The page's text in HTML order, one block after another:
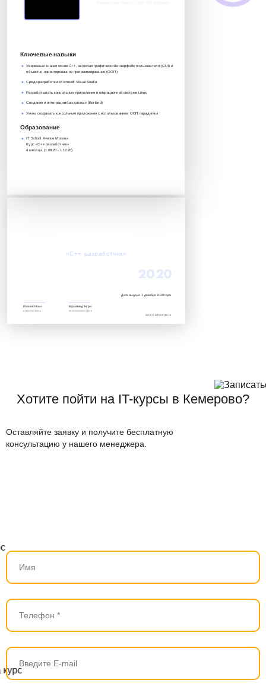
Ключевые навыки
Уверенные знания основ C++, включая графический интерфейс пользователя (GUI) и
объектно-ориентированное программирование (ООП)
Среда разработки: Microsoft Visuаl Studio
Разрабатывать консольные приложения в операционной системе Linux
Создание и интеграция баз данных (Borland)
Умею создавать консольные приложения с использованием ООП парадигмы
Образование
IT School Avenue Москва
Курс «C++ разработчик»‎
4 месяца. (1.08.20 - 1.12.20)
«C++ разработчик»‎
2020
Дата выдачи: 1 декабря 2020 года
www.it.avenue-pro.ru
Иванов Иван
Директор школы
Мухаммад Нури
Преподаватель курса
Хотите пойти на IT-курсы в Кемерово?
Оставляйте заявку и получите бесплатную
консультацию у нашего менеджера.